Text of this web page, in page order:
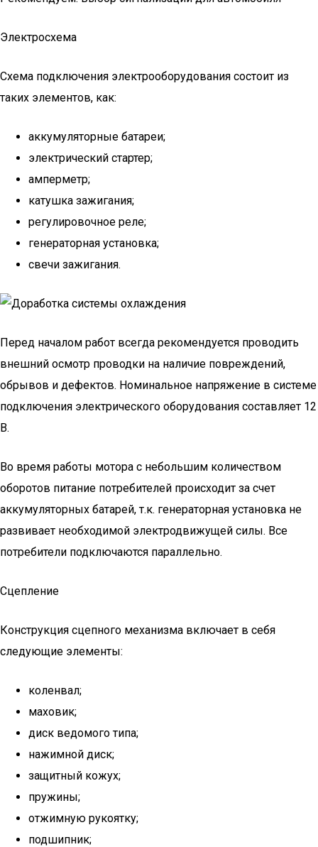
Электросхема
Схема подключения электрооборудования состоит из
таких элементов, как:
аккумуляторные батареи;
электрический стартер;
амперметр;
катушка зажигания;
регулировочное реле;
генераторная установка;
свечи зажигания.
Перед началом работ всегда рекомендуется проводить
внешний осмотр проводки на наличие повреждений,
обрывов и дефектов. Номинальное напряжение в системе
подключения электрического оборудования составляет 12
В.
Во время работы мотора с небольшим количеством
оборотов питание потребителей происходит за счет
аккумуляторных батарей, т.к. генераторная установка не
развивает необходимой электродвижущей силы. Все
потребители подключаются параллельно.
Сцепление
Конструкция сцепного механизма включает в себя
следующие элементы:
коленвал;
маховик;
диск ведомого типа;
нажимной диск;
защитный кожух;
пружины;
отжимную рукоятку;
подшипник;